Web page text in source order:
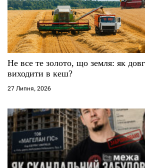
Не все те золото, що земля: як
виходити в кеш?
27 Липня, 2026